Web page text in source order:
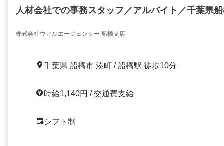
人材会社での事務スタッフ／アルバイト／千葉県
株式会社ウィルエージェンシー 船橋支店
千葉県 船橋市 湊町 / 船橋駅 徒歩10分
時給1,140円 / 交通費支給
シフト制